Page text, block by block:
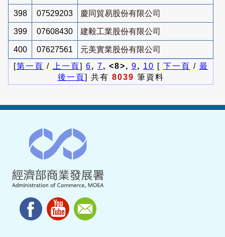
398 07529203 慶同貿易股份有限公司
399 07608430 建毅工業股份有限公司
400 07627561
元美實業股份有限公司
[第一頁 / 上一頁] 6, 7, <8>, 9, 10 [ 下一頁 / 最
後一頁] 共有 8039 筆資料